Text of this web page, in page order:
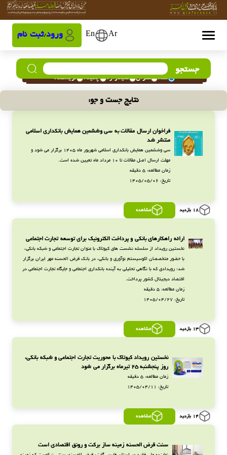
Ar
En ورود/ثبت نام
جستجو
همه عنوان کلیدواژه چکیده نویسنده
نتایج جست و جو:
فراخوان ارسال مقالات به سی وششمین همایش بانکداری اسلامی
منتشر شد
سی وششمین همایش بانکداری اسلامی شهریور ماه 1405 برگزار می شود و
مهلت ارسال اصل مقالات تا 10 مرداد ماه تعیین شده است.
زمان مطالعه: 5 دقیقه
تاریخ: 1405/05/06
18 بازدید مشاهده
ارائه راهکارهای بانکی و پرداخت الکترونیک برای توسعه تجارت اجتماعی
نخستین رویداد از سلسله نشست های کیوتاک با عنوان تجارت اجتماعی و شبکه بانکی،
با حضور متخصصان اکوسیستم نوآوری و بانکی، در بانک قرض الحسنه مهر ایران برگزار
شد؛ رویدادی که با نگاهی تحلیلی به آینده بانکداری اجتماعی و جایگاه تجارت اجتماعی در
اقتصاد دیجیتال کشور پرداخت.
زمان مطالعه: 5 دقیقه
تاریخ: 1405/04/27
13 بازدید مشاهده
نخستین رویداد کیوتاک با محوریت تجارت اجتماعی و شبکه بانکی،
روز پنجشنبه 25 تیرماه برگزار می شود
زمان مطالعه: 5 دقیقه
تاریخ: 1405/04/11
14 بازدید مشاهده
سنت قرض الحسنه زمینه ساز برکت و رونق اقتصادی است